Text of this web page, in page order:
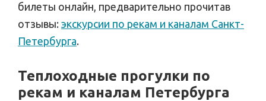
билеты онлайн, предварительно прочитав
отзывы: экскурсии по рекам и каналам Санкт-
Петербурга.
Теплоходные прогулки по
рекам и каналам Петербурга